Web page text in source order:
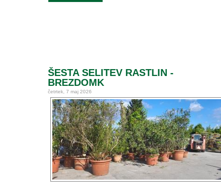
ŠESTA SELITEV RASTLIN -
BREZDOMK
četrtek, 7 maj 2026